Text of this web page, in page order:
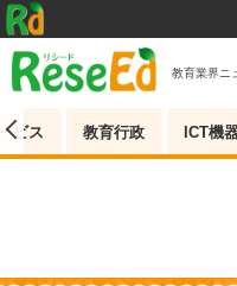
教育業界ニ
ビス 教育行政 ICT機